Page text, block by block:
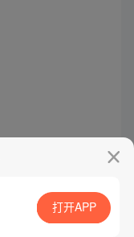
打开APP